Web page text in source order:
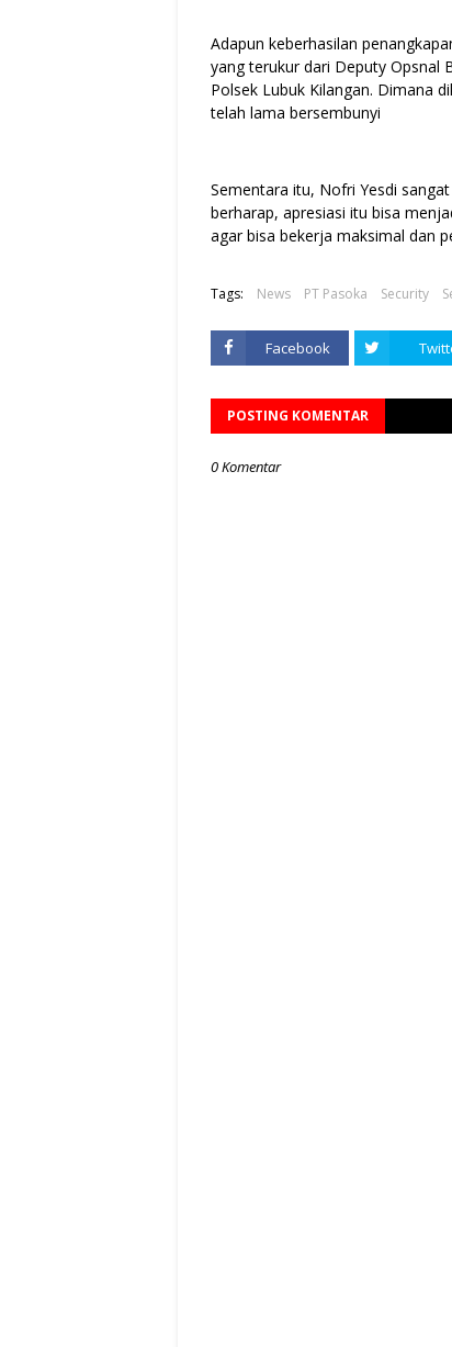
Adapun keberhasilan
yang terukur dari Deputy Opsnal
Polsek Lubuk Kilangan. Dimana
telah lama bersembunyi
Sementara itu, Nofri Yesdi
berharap, apresiasi itu bisa
agar bisa bekerja maksimal dan
Tags: News PT Pasoka Security
Facebook
POSTING KOMENTAR
0 Komentar